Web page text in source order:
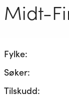
Midt-
Fylke:
Søker:
Tilskudd: